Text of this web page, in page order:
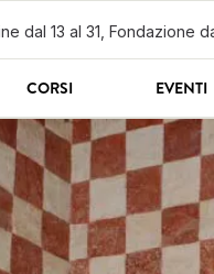
dal 13 al 31, Fondazione
CORSI EVENTI